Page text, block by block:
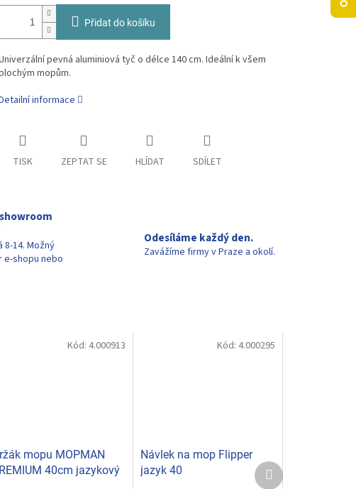
Přidat do košíku
pevná aluminiová tyč o délce 140 cm. Ideální k všem
mopům.
informace
TISK ZEPTAT SE HLÍDAT SDÍLET
8-14. Možný
shopu nebo
Odesíláme každý den.
Zavážíme firmy v Praze a okolí.
mopu MOPMAN
40cm jazykový
Kód: 4.000913
Návlek na mop Flipper
jazyk 40
Kód: 4.000295
Další
produkt